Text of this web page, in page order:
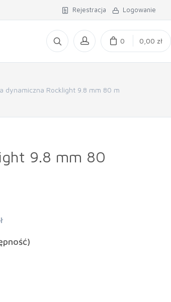
Rejestracja Logowanie
0 0,00 zł
dynamiczna Rocklight 9.8 mm 80 m
9.8 mm 80